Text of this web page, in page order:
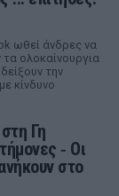
ωθεί άνδρες να
ολοκαίνουργια
την
κίνδυνο
Γη
‑ Oι
στο